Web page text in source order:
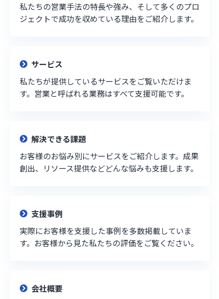
私たちの営業手法の特長や強み、そして多くのプロ
ジェクトで成功を収めている理由をご紹介します。
サービス
私たちが提供しているサービスをご覧いただけま
す。営業と呼ばれる業務はすべて支援可能です。
解決できる課題
お客様のお悩み別にサービスをご紹介します。成果
創出、リソース提供などどんな悩みも支援します。
支援事例
実際にお客様を支援した事例を多数掲載していま
す。お客様から見た私たちの評価をご覧ください。
会社概要